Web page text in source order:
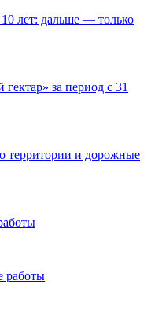
лет: дальше — только
за период с 31
территории и дорожные
работы